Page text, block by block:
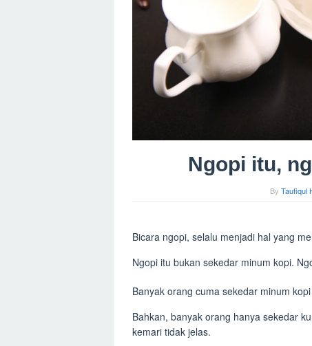
Ngopi itu,
By Taufiqul
Bicara ngopi, selalu menjadi hal yang
Ngopi itu bukan sekedar minum kopi.
Banyak orang cuma sekedar minum
Bahkan, banyak orang hanya sekedar
kemari tidak jelas.